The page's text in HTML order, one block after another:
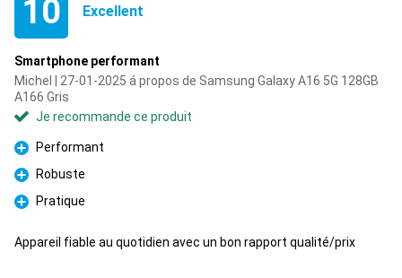
10 Excellent
Smartphone performant
Michel | 27-01-2025 á propos de Samsung Galaxy A16 5G 128GB
A166 Gris
Je recommande ce produit
Pour
Performant
Pour
Robuste
Pour
Pratique
Appareil fiable au quotidien avec un bon rapport qualité/prix